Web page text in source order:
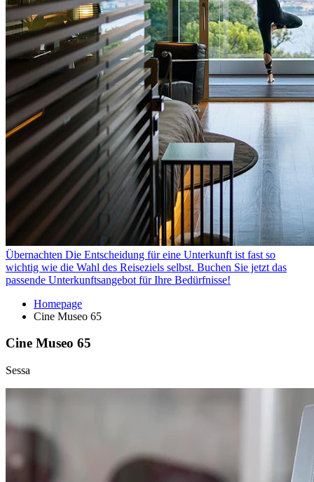
Übernachten Die Entscheidung für eine Unterkunft ist fast so
wichtig wie die Wahl des Reiseziels selbst. Buchen Sie jetzt das
passende Unterkunftsangebot für Ihre Bedürfnisse!
Homepage
Cine Museo 65
Cine Museo 65
Sessa